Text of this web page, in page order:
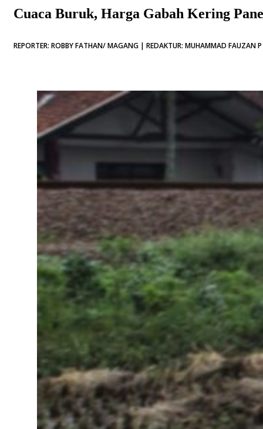
Cuaca Buruk, Harga Gabah Kering
REPORTER: ROBBY FATHAN/ MAGANG | REDAKTUR: MUHAMMAD FAUZAN